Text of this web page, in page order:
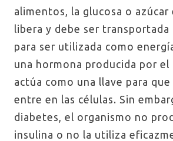
alimentos, la glucosa o azúcar
libera y debe ser transportada
para ser utilizada como
una hormona producida por el
actúa como una llave para que
entre en las células. Sin
diabetes, el organismo no
insulina o no la utiliza